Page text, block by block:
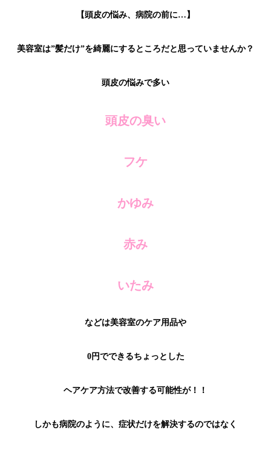
【頭皮の悩み、病院の前に…】
美容室は”髪だけ”を綺麗にするところだと思っていませんか？
頭皮の悩みで多い
頭皮の臭い
フケ
かゆみ
赤み
いたみ
などは美容室のケア用品や
0円でできるちょっとした
ヘアケア方法で改善する可能性が！！
しかも病院のように、症状だけを解決するのではなく